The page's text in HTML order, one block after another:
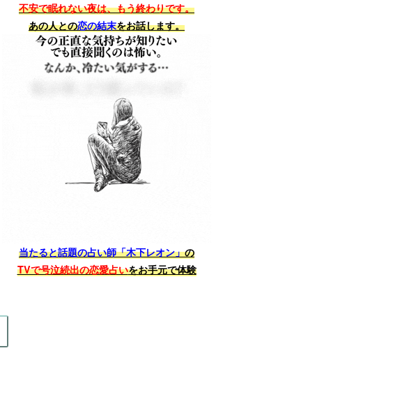
不安で眠れない夜は、もう終わりです。
あの人との恋の結末をお話します。
当たると話題の占い師「木下レオン」の
TVで号泣続出の恋愛占いをお手元で体験